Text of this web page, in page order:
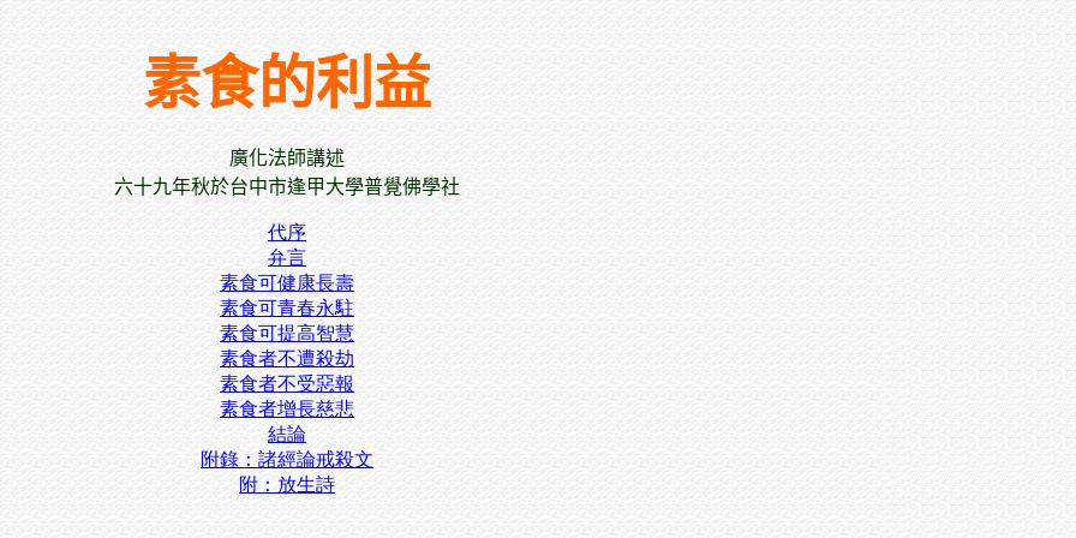
素食的利益
廣化法師講述
六十九年秋於台中市逢甲大學普覺佛學社
代序
弁言
素食可健康長壽
素食可青春永駐
素食可提高智慧
素食者不遭殺劫
素食者不受惡報
素食者增長慈悲
結論
附錄：諸經論戒殺文
附：放生詩